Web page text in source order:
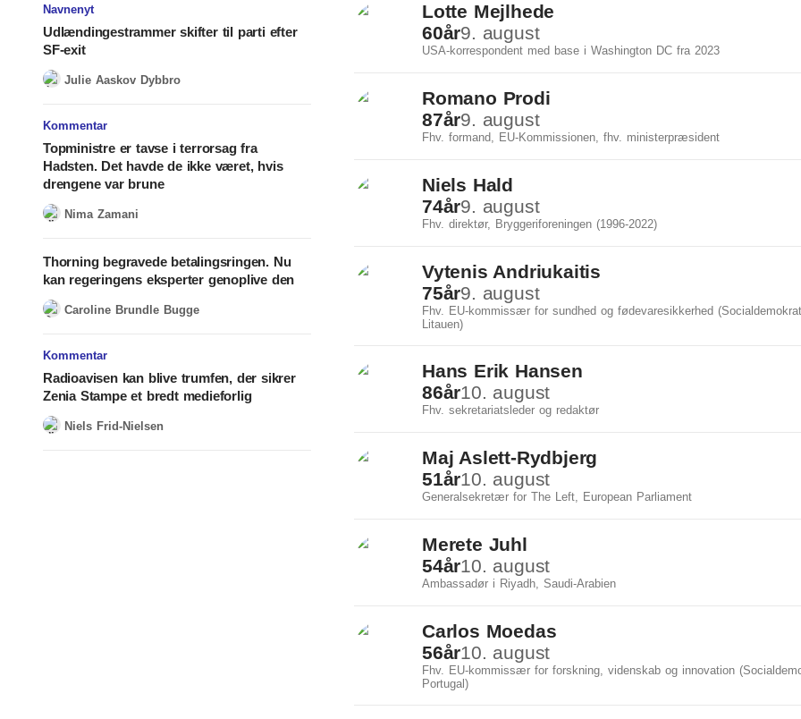
Navnenyt
Udlændingestrammer skifter til parti efter
SF-exit
Julie Aaskov Dybbro
Kommentar
Topministre er tavse i terrorsag fra
Hadsten. Det havde de ikke været, hvis
drengene var brune
Nima Zamani
Thorning begravede betalingsringen. Nu
kan regeringens eksperter genoplive den
Caroline Brundle Bugge
Kommentar
Radioavisen kan blive trumfen, der sikrer
Zenia Stampe et bredt medieforlig
Niels Frid-Nielsen
Lotte Mejlhede
60år9. august
USA-korrespondent med base i Washington DC fra 2023
Romano Prodi
87år9. august
Fhv. formand, EU-Kommissionen, fhv. ministerpræsident
Niels Hald
74år9. august
Fhv. direktør, Bryggeriforeningen (1996-2022)
Vytenis Andriukaitis
75år9. august
Fhv. EU-kommissær for sundhed og fødevaresikkerhed
Litauen)
Hans Erik Hansen
86år10. august
Fhv. sekretariatsleder og redaktør
Maj Aslett-Rydbjerg
51år10. august
Generalsekretær for The Left, European Parliament
Merete Juhl
54år10. august
Ambassadør i Riyadh, Saudi-Arabien
Carlos Moedas
56år10. august
Fhv. EU-kommissær for forskning, videnskab og innovation
Portugal)